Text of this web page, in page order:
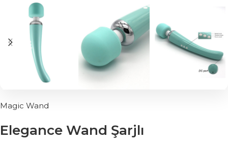
Magic Wand
Elegance Wand Şarjlı